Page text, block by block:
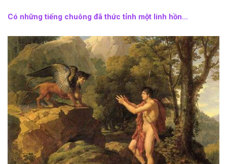
Có những tiếng chuông đã thức tỉnh một linh hồn…